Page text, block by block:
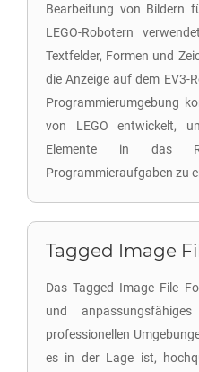
Bearbeitung von Bildern
LEGO-Robotern
Textfelder, Formen und
die Anzeige auf dem EV3-
Programmierumgebung
von LEGO entwickelt,
Elemente in das
Programmieraufgaben zu
Tagged Image
Das Tagged Image File
und
professionellen
es in der Lage ist,